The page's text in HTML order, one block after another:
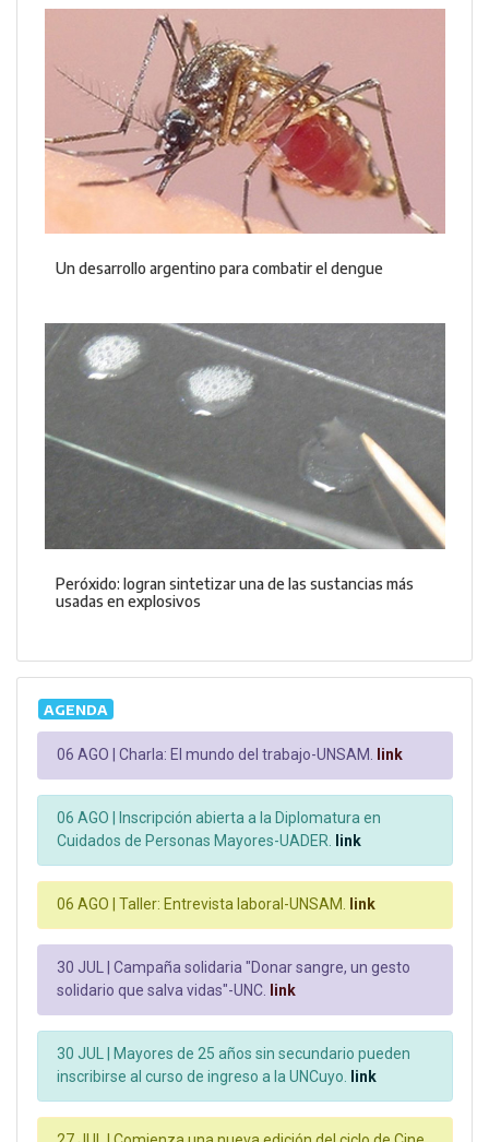
Un desarrollo argentino para combatir el dengue
Peróxido: logran sintetizar una de las sustancias más
usadas en explosivos
AGENDA
06 AGO | Charla: El mundo del trabajo-UNSAM. link
06 AGO |
Inscripción abierta a la Diplomatura en
Cuidados de Personas Mayores-UADER. link
06 AGO | Taller: Entrevista laboral-UNSAM. link
30 JUL | Campaña solidaria "Donar sangre, un gesto
solidario que salva vidas"-UNC. link
30 JUL |
Mayores de 25 años sin secundario pueden
inscribirse al curso de ingreso a la UNCuyo. link